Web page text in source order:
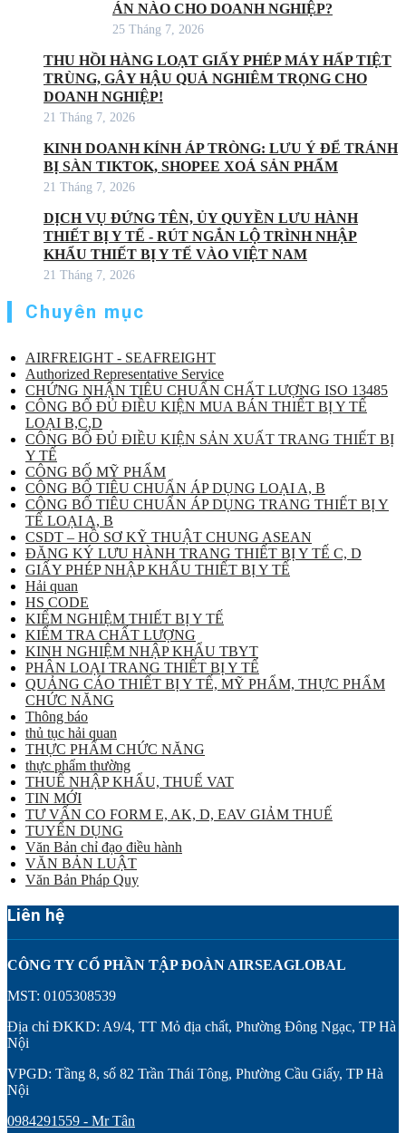
ÁN NÀO CHO DOANH NGHIỆP?
25 Tháng 7, 2026
THU HỒI HÀNG LOẠT GIẤY PHÉP MÁY HẤP TIỆT
TRÙNG, GÂY HẬU QUẢ NGHIÊM TRỌNG CHO
DOANH NGHIỆP!
21 Tháng 7, 2026
KINH DOANH KÍNH ÁP TRÒNG: LƯU Ý ĐỂ TRÁNH
BỊ SÀN TIKTOK, SHOPEE XOÁ SẢN PHẨM
21 Tháng 7, 2026
DỊCH VỤ ĐỨNG TÊN, ỦY QUYỀN LƯU HÀNH
THIẾT BỊ Y TẾ - RÚT NGẮN LỘ TRÌNH NHẬP
KHẨU THIẾT BỊ Y TẾ VÀO VIỆT NAM
21 Tháng 7, 2026
Chuyên mục
AIRFREIGHT - SEAFREIGHT
Authorized Representative Service
CHỨNG NHẬN TIÊU CHUẨN CHẤT LƯỢNG ISO 13485
CÔNG BỐ ĐỦ ĐIỀU KIỆN MUA BÁN THIẾT BỊ Y TẾ
LOẠI B,C,D
CÔNG BỐ ĐỦ ĐIỀU KIỆN SẢN XUẤT TRANG THIẾT BỊ
Y TẾ
CÔNG BỐ MỸ PHẨM
CÔNG BỐ TIÊU CHUẨN ÁP DỤNG LOẠI A, B
CÔNG BỐ TIÊU CHUẨN ÁP DỤNG TRANG THIẾT BỊ Y
TẾ LOẠI A, B
CSDT – HỒ SƠ KỸ THUẬT CHUNG ASEAN
ĐĂNG KÝ LƯU HÀNH TRANG THIẾT BỊ Y TẾ C, D
GIẤY PHÉP NHẬP KHẨU THIẾT BỊ Y TẾ
Hải quan
HS CODE
KIỂM NGHIỆM THIẾT BỊ Y TẾ
KIỂM TRA CHẤT LƯỢNG
KINH NGHIỆM NHẬP KHẨU TBYT
PHÂN LOẠI TRANG THIẾT BỊ Y TẾ
QUẢNG CÁO THIẾT BỊ Y TẾ, MỸ PHẨM, THỰC PHẨM
CHỨC NĂNG
Thông báo
thủ tục hải quan
THỰC PHẨM CHỨC NĂNG
thực phẩm thường
THUẾ NHẬP KHẨU, THUẾ VAT
TIN MỚI
TƯ VẤN CO FORM E, AK, D, EAV GIẢM THUẾ
TUYỂN DỤNG
Văn Bản chỉ đạo điều hành
VĂN BẢN LUẬT
Văn Bản Pháp Quy
Liên hệ
CÔNG TY CỔ PHẦN TẬP ĐOÀN AIRSEAGLOBAL
MST: 0105308539
Địa chỉ ĐKKD: A9/4, TT Mỏ địa chất, Phường Đông Ngạc, TP Hà
Nội
VPGD: Tầng 8, số 82 Trần Thái Tông, Phường Cầu Giấy, TP Hà
Nội
0984291559 - Mr Tân